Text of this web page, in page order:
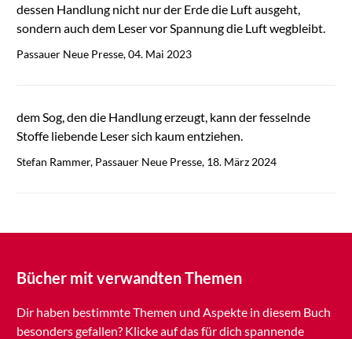
dessen Handlung nicht nur der Erde die Luft ausgeht,
sondern auch dem Leser vor Spannung die Luft wegbleibt.
Passauer Neue Presse, 04. Mai 2023
dem Sog, den die Handlung erzeugt, kann der fesselnde
Stoffe liebende Leser sich kaum entziehen.
Stefan Rammer, Passauer Neue Presse, 18. März 2024
Bücher mit verwandten Themen
Dir haben bestimmte Themen und Aspekte in diesem Buch
besonders gefallen? Klicke auf das für dich spannende